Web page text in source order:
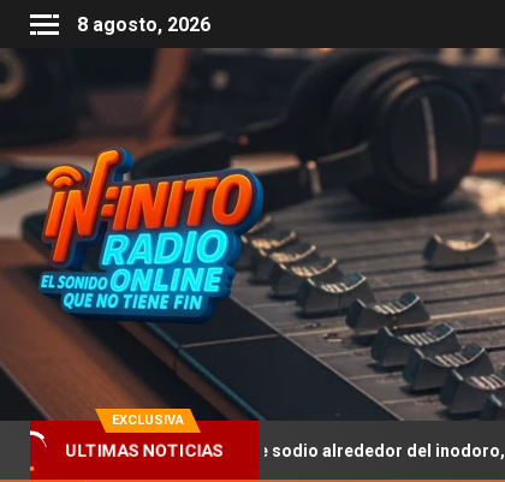
8 agosto, 2026
EXCLUSIVA
ULTIMAS NOTICIAS
bicarbonato de sodio alrededor del inodoro, según expertos